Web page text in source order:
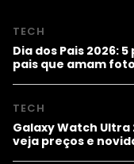
TECH
Dia dos Pais 2026:
pais que amam
TECH
Galaxy Watch Ultra
veja preços e